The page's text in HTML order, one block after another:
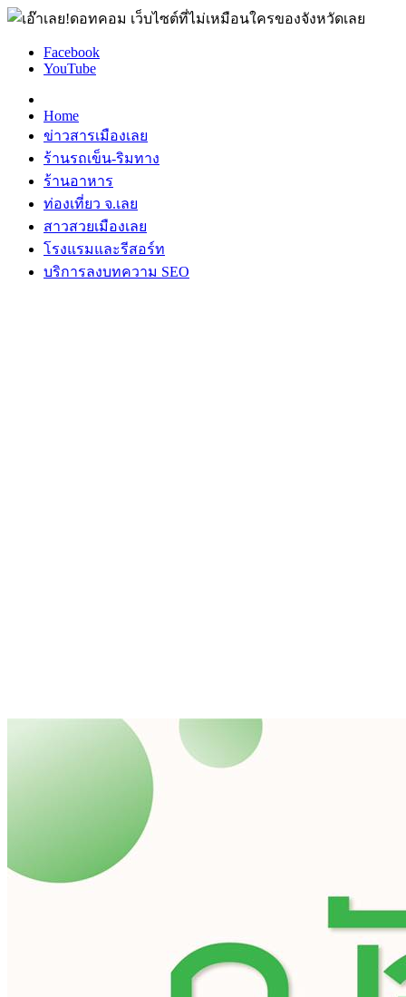
Facebook
YouTube
Home
ข่าวสารเมืองเลย
ร้านรถเข็น-ริมทาง
ร้านอาหาร
ท่องเที่ยว จ.เลย
สาวสวยเมืองเลย
โรงแรมและรีสอร์ท
บริการลงบทความ SEO